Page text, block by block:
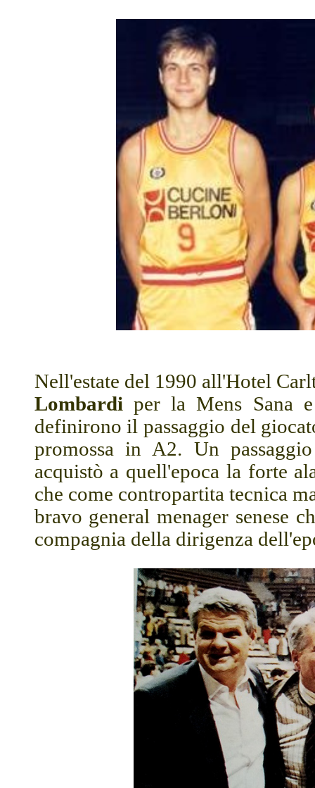
Nell'estate del 1990 all'Hotel
Lombardi per la Mens Sana
definirono il passaggio del
promossa in A2. Un
acquistò a quell'epoca la forte
che come contropartita tecnica
bravo general menager senese
compagnia della dirigenza